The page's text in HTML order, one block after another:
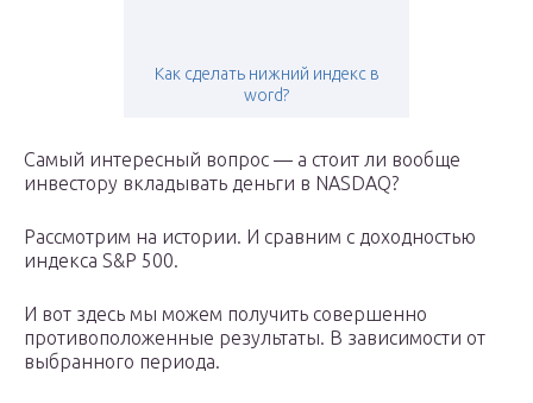
Как сделать нижний индекс в
word?
Самый интересный вопрос — а стоит ли вообще
инвестору вкладывать деньги в NASDAQ?
Рассмотрим на истории. И сравним с доходностью
индекса S&P 500.
И вот здесь мы можем получить совершенно
противоположенные результаты. В зависимости от
выбранного периода.